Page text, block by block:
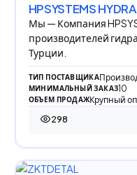
HPSYSTEMS
Мы — Компания
производителей
Турции.
ТИП ПОСТАВЩИКА
МИНИМАЛЬНЫЙ ЗАКАЗ10
ОБЪЕМ ПРОДАЖКрупный
298
298 просмотров